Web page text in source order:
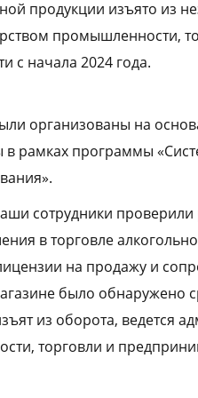
продукции изъято из
промышленности,
с начала 2024 года.
организованы на
в рамках программы
сотрудники
в торговле
на продажу и
было обнаружено
из оборота, ведется
торговли и